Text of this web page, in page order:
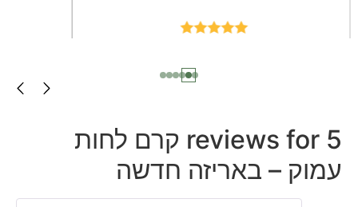
5 reviews for
קרם לחות
עמוק – באריזה חדשה